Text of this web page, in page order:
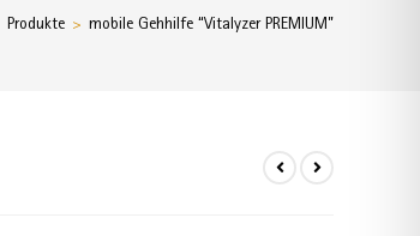
Produkte > mobile Gehhilfe “Vitalyzer PREMIUM”